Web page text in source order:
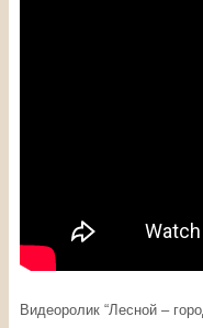
Видеоролик “Лесной –